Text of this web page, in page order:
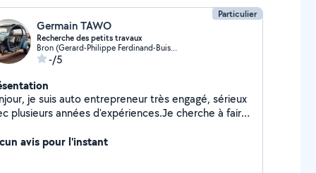
Particulier
Germain TAWO
Recherche des petits travaux
Bron (Gerard-Philippe Ferdinand-Buisson)
-/5
auto entrepreneur très engagé, sérieux
plusieurs années d'expériences.Je cherche à faire
des immeubles, nettoyage des locaux,
avis pour l'instant